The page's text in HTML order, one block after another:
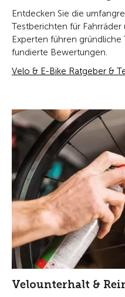
Entdecken Sie die
Testberichten für Fahrräder
Experten führen gründliche
fundierte Bewertungen.
Velo & E-Bike Ratgeber &
Velounterhalt &